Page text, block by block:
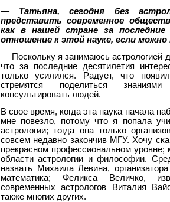
— Татьяна, сегодня без
представить современное
как в нашей стране за
отношение к этой науке, если можно
— Поскольку я занимаюсь астрологией
что за последние десятилетия
только усилился. Радует, что
стремятся поделиться
консультировать людей.
В свое время, когда эта наука начала
мне повезло, потому что я попала
астрологии; тогда она только
совсем недавно закончив МГУ. Хочу
прекрасном профессиональном уровне;
области астрологии и философии.
назвать Михаила Левина,
математика; Феликса Величко,
современных астрологов Виталия
также многих других.